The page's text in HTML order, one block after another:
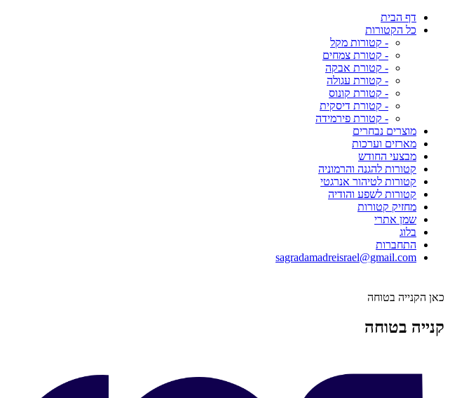
דף הבית
כל הקטורות
- קטורות מקל
- קטורת צמחים
- קטורת אבקה
- קטורת עגולה
- קטורת קונוס
- קטורת דיסקית
- קטורת פירמידה
מוצרים נבחרים
מארזים וערכות
מבצעי החודש
קטורות להגנה והרמוניה
קטורות לטיהור אנרגטי
קטורות לשפע והודיה
מחזיק קטורות
שמן אתרי
בלוג
התחברות
sagradamadreisrael@gmail.com
כאן הקנייה בטוחה
קנייה בטוחה